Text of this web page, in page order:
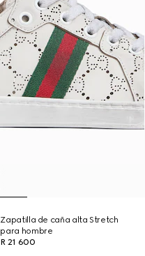
Zapatilla de caña alta Stretch
para hombre
R 21 600